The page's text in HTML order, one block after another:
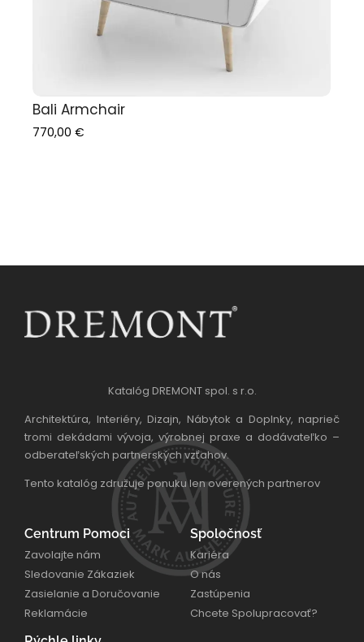
Bali Armchair
770,00 €
Katalóg DREMONT spol. s r.o.
Architektúra, Interiéry, Dizajn, Nábytok a Doplnky, naprieč
tromi dekádami vývoja, výrobnej praxe a dodávateľko –
odberateľských partnerských vzťahov.
Tento katalóg združuje ponuku len overených partnerov
Centrum Pomoci
Zavolajte nám
Sledovanie Zákaziek
Zasielanie a Doručovanie
Reklamácie
Spoločnosť
Kariéra
O nás
Zastúpenia
Chcete Spolupracovať?